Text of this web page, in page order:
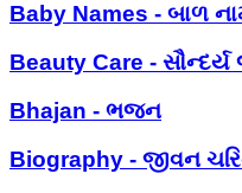
Baby Names - બાળ
Beauty Care -
Bhajan - ભજન
Biography - જીવન